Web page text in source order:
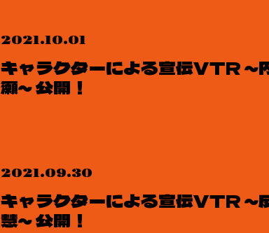
2021.10.01
キャラクターによる宣伝VTR ～
瀬～ 公開！
2021.09.30
キャラクターによる宣伝VTR ～
慧～ 公開！